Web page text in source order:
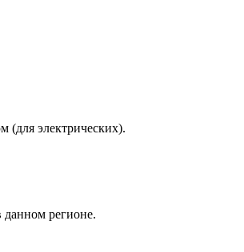
(для электрических).
данном регионе.